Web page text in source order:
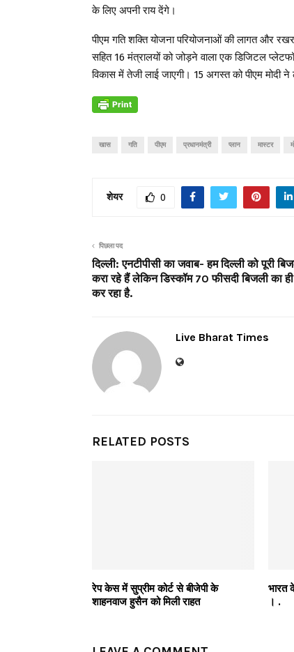
के लिए अपनी राय देंगे।
पीएम गति शक्ति योजना परियोजनाओं की लागत और
सहित 16 मंत्रालयों को जोड़ने वाला एक डिजिटल
विकास में तेजी लाई जाएगी। 15 अगस्त को पीएम मोदी
खास गति पीएम प्रधानमंत्री प्लान मास्टर
शेयर 0
पिछला पद
दिल्ली: एनटीपीसी का जवाब- हम दिल्ली को पूरी
करा रहे हैं लेकिन डिस्कॉम 70 फीसदी बिजली का
कर रहा है.
Live Bharat Times
RELATED POSTS
रेप केस में सुप्रीम कोर्ट से बीजेपी के
शाहनवाज हुसैन को मिली राहत
भारत
। .